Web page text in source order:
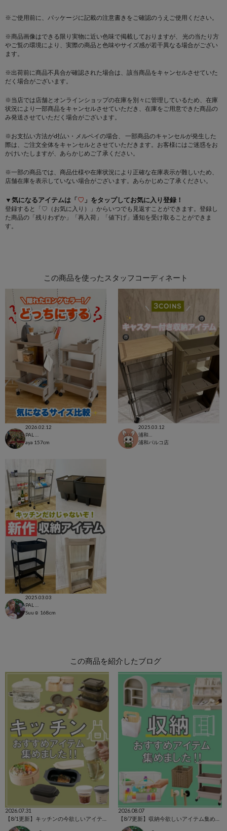
※ご使用前に、パッケージに記載の注意書きをご確認のうえご使用ください。
※商品画像はできる限り実物に近い色味で掲載しておりますが、 光の当たり方
やご覧の環境により、実際の商品と色味やサイズ感が若干異なる場合がござい
ます。
※出荷前に商品不具合が確認された場合は、該当商品をキャンセルさせていた
だく場合がございます。
※当店では店舗とオンラインショップの在庫を別々に管理しているため、在庫
状況により一部商品をキャンセルさせていただき、在庫をご用意できた商品の
み発送させていただく場合がございます。
※お支払い方法がd払い・メルペイの場合、 一部商品のキャンセルが発生した
際は、ご注文全体をキャンセルとさせていただきます。お客様にはご迷惑をお
かけいたしますが、あらかじめご了承ください。
※一部の商品では、商品仕様や在庫状況により正確な在庫表示が難しいため、
店舗在庫を表示していない場合がございます。あらかじめご了承ください。
▼気になるアイテムは「♡ 」をタップしてお気に入り登録！
登録すると「♡（お気に入り）」からいつでも見返すことができます。登録し
た商品の「残りわずか」「再入荷」「値下げ」通知を受け取ることができま
す。
この商品を使ったスタッフコーディネート
2026.02.12
aya 157cm
2025.03.12
浦和パルコ店
2025.03.03
Suu☺︎ 168cm
この商品を紹介したブログ
2026.07.31
2026.08.07